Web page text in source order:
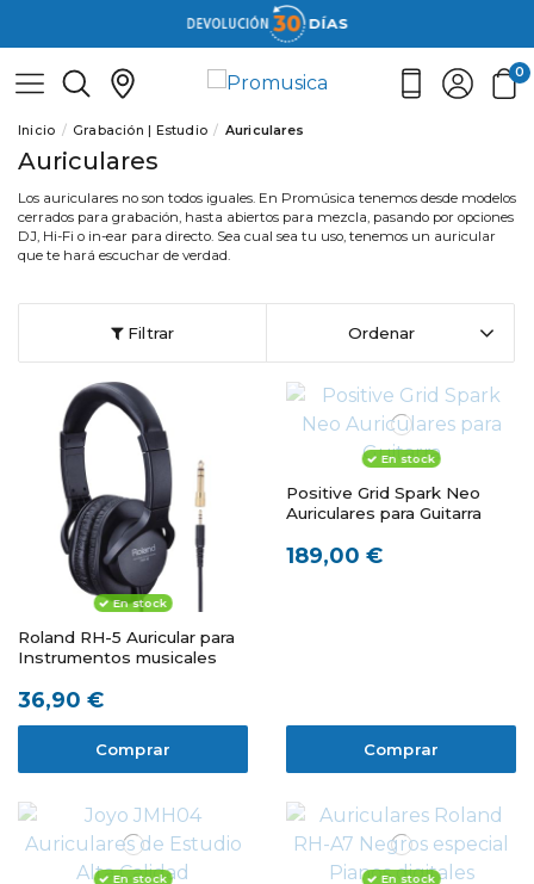
0
Inicio Grabación | Estudio Auriculares
Auriculares
Los auriculares no son todos iguales. En Promúsica tenemos desde modelos
cerrados para grabación, hasta abiertos para mezcla, pasando por opciones
DJ, Hi-Fi o in-ear para directo. Sea cual sea tu uso, tenemos un auricular
que te hará escuchar de verdad.
Filtrar Ordenar
En stock
Roland RH-5 Auricular para
Instrumentos musicales
36,90 €
Comprar
En stock
Positive Grid Spark Neo
Auriculares para Guitarra
189,00 €
Comprar
En stock En stock